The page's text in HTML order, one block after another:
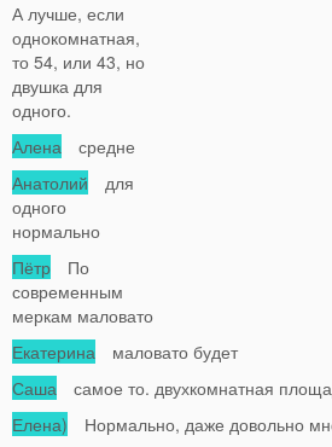
А лучше, если
однокомнатная,
то 54, или 43, но
двушка для
одного.
Алена средне
Анатолий для
одного
нормально
Пётр По
современным
меркам маловато
Екатерина маловато будет
Саша самое то. двухкомнатная
Елена) Нормально, даже довольно